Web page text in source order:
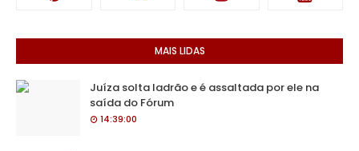
MAIS LIDAS
Juíza solta ladrão e é assaltada por ele na
saída do Fórum
14:39:00